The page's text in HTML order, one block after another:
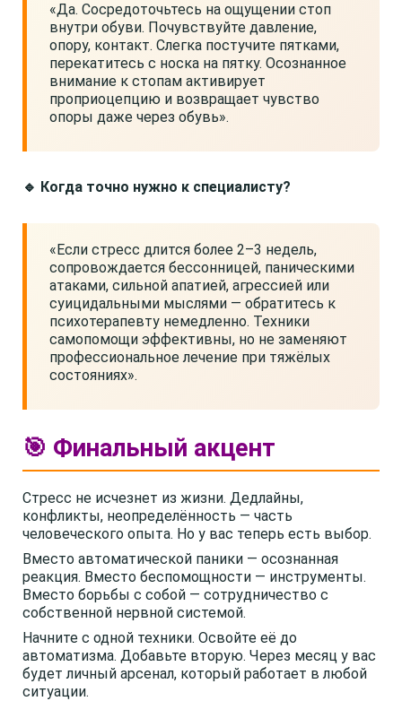
«Да. Сосредоточьтесь на ощущении стоп
внутри обуви. Почувствуйте давление,
опору, контакт. Слегка постучите пятками,
перекатитесь с носка на пятку. Осознанное
внимание к стопам активирует
проприоцепцию и возвращает чувство
опоры даже через обувь».
🔹 Когда точно нужно к специалисту?
«Если стресс длится более 2–3 недель,
сопровождается бессонницей, паническими
атаками, сильной апатией, агрессией или
суицидальными мыслями — обратитесь к
психотерапевту немедленно. Техники
самопомощи эффективны, но не заменяют
профессиональное лечение при тяжёлых
состояниях».
🎯 Финальный акцент
Стресс не исчезнет из жизни. Дедлайны,
конфликты, неопределённость — часть
человеческого опыта. Но у вас теперь есть выбор.
Вместо автоматической паники — осознанная
реакция. Вместо беспомощности — инструменты.
Вместо борьбы с собой — сотрудничество с
собственной нервной системой.
Начните с одной техники. Освойте её до
автоматизма. Добавьте вторую. Через месяц у вас
будет личный арсенал, который работает в любой
ситуации.